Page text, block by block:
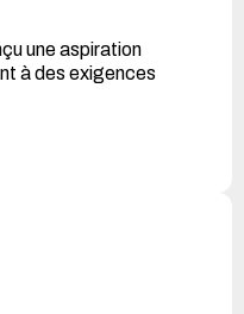
une aspiration
à des exigences